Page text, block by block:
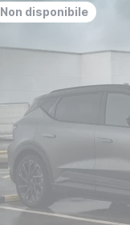
Non disponibile